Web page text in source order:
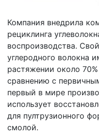
Компания внедрила
рециклинга
воспроизводства.
углеродного волокна
растяжении около
сравнению с
первый в мире
использует
для пултрузионного
смолой.